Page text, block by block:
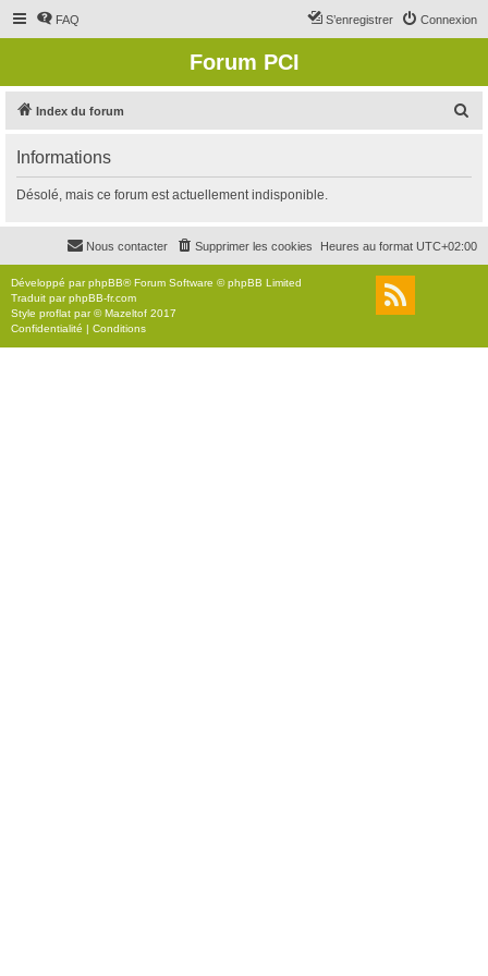
FAQ Connexion
S’enregistrer
Forum PCI
Index du forum
r
c
r
Informations
Désolé, mais ce forum est actuellement indisponible.
Heures au format UTC+02:00
Supprimer les cookies
Nous contacter
Développé parphpBB® Forum Software © phpBB Limited
Traduit parphpBB-fr.com
Style proflat par ©Mazeltof 2017
Confidentialité | Conditions